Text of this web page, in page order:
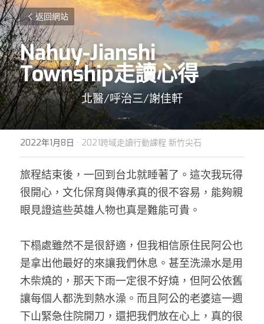
返回網站
Nahuy-Jianshi
Township走讀心得
北醫/呼治三/謝佳軒
2022年1月8日 · 2021跨域走讀行動課程 新竹尖石
旅程結束後，一回到台北就睡著了。這次我玩得
很開心，文化保育與傳承真的很不容易，能夠親
眼見證這些英雄人物也真是難能可貴。
下榻處雖然不是很舒適，但我相信原住民阿公也
是拿出他最好的來讓我們休息。甚至洗澡水是用
木柴燒的，那天下雨一定很不好燒，但阿公依舊
讓每個人都洗到熱水澡。而且阿公的老婆這一週
下山緊急住院開刀，還把我們放在心上，真的很